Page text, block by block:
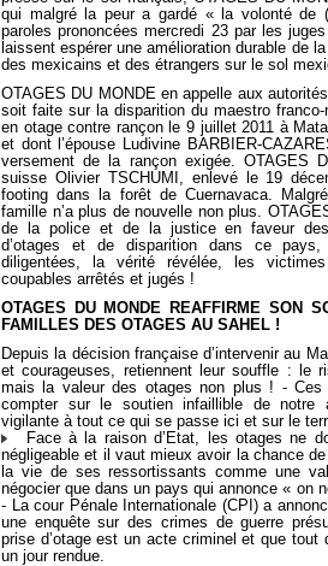
qui malgré la peur a gardé « la volonté
paroles prononcées mercredi 23 par les
laissent espérer une amélioration durable de
des mexicains et des étrangers sur le sol
OTAGES DU MONDE en appelle aux
soit faite sur la disparition du maestro
en otage contre rançon le 9 juillet 2011 à
et dont l’épouse Ludivine BARBIER-
versement de la rançon exigée. OTAGES
suisse Olivier TSCHUMI, enlevé le 19
footing dans la forêt de Cuernavaca.
famille n’a plus de nouvelle non plus.
de la police et de la justice en faveur
d’otages et de disparition dans ce
diligentées, la vérité révélée, les
coupables arrêtés et jugés !
OTAGES DU MONDE REAFFIRME SON
FAMILLES DES OTAGES AU SAHEL !
Depuis la décision française d’intervenir au
et courageuses, retiennent leur souffle : le
mais la valeur des otages non plus ! - Ces
compter sur le soutien infaillible de notre
vigilante à tout ce qui se passe ici et sur le
Face à la raison d’Etat, les otages ne
négligeable et il vaut mieux avoir la chance
la vie de ses ressortissants comme une
négocier que dans un pays qui annonce « on
- La cour Pénale Internationale (CPI) a
une enquête sur des crimes de guerre
prise d’otage est un acte criminel et que
un jour rendue.